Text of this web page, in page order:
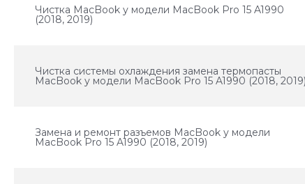
Чистка MacBook у модели MacBook Pro 15 A1990
(2018, 2019)
Чистка системы охлаждения замена термопасты
MacBook у модели MacBook Pro 15 A1990 (2018, 2019)
Замена и ремонт разъемов MacBook у модели
MacBook Pro 15 A1990 (2018, 2019)